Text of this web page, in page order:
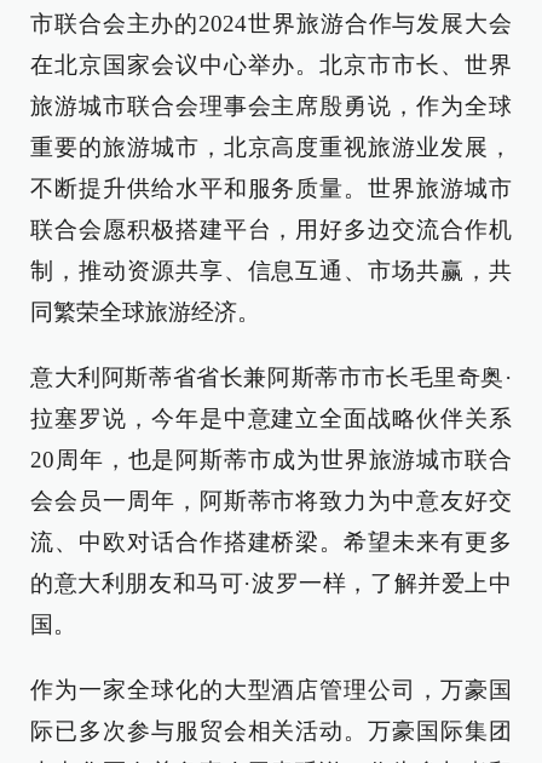
市联合会主办的2024世界旅游合作与发展大会
在北京国家会议中心举办。北京市市长、世界
旅游城市联合会理事会主席殷勇说，作为全球
重要的旅游城市，北京高度重视旅游业发展，
不断提升供给水平和服务质量。世界旅游城市
联合会愿积极搭建平台，用好多边交流合作机
制，推动资源共享、信息互通、市场共赢，共
同繁荣全球旅游经济。
意大利阿斯蒂省省长兼阿斯蒂市市长毛里奇奥·
拉塞罗说，今年是中意建立全面战略伙伴关系
20周年，也是阿斯蒂市成为世界旅游城市联合
会会员一周年，阿斯蒂市将致力为中意友好交
流、中欧对话合作搭建桥梁。希望未来有更多
的意大利朋友和马可·波罗一样，了解并爱上中
国。
作为一家全球化的大型酒店管理公司，万豪国
际已多次参与服贸会相关活动。万豪国际集团